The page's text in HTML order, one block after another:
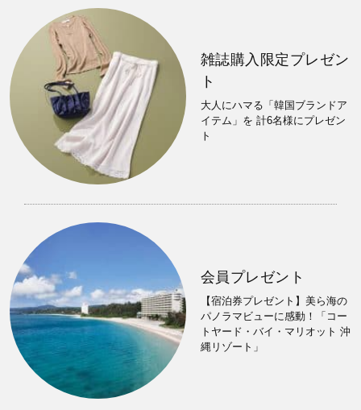
雑誌購入限定プレゼン
ト
大人にハマる「韓国ブランドア
イテム」を 計6名様にプレゼン
ト
会員プレゼント
【宿泊券プレゼント】美ら海の
パノラマビューに感動！「コー
トヤード・バイ・マリオット 沖
縄リゾート」